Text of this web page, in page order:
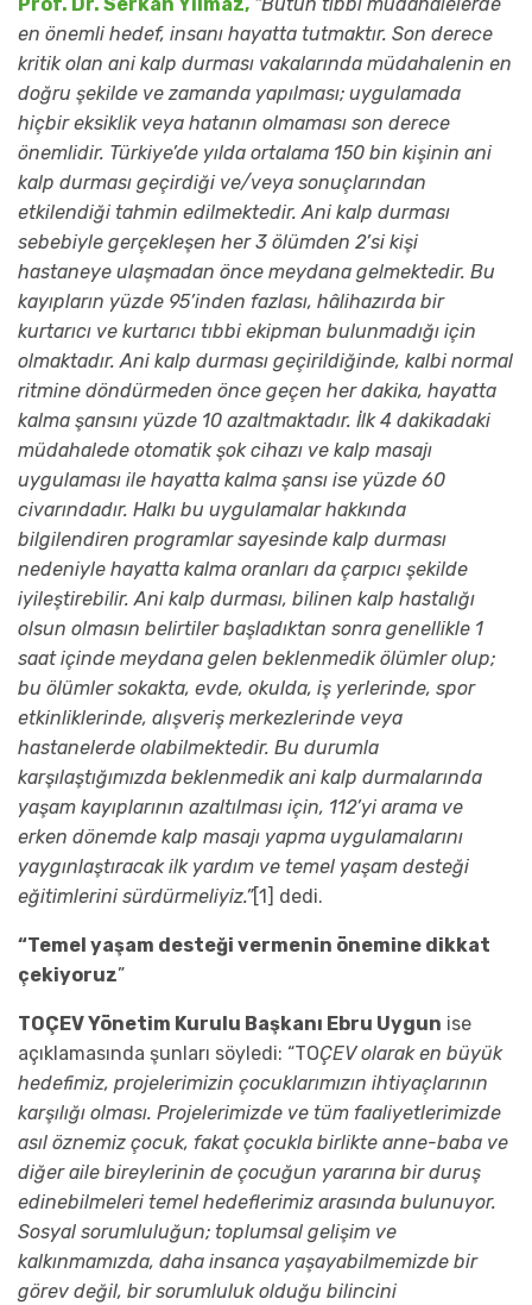
en önemli hedef, insanı hayatta tutmaktır. Son derece
kritik olan ani kalp durması vakalarında müdahalenin en
doğru şekilde ve zamanda yapılması; uygulamada
hiçbir eksiklik veya hatanın olmaması son derece
önemlidir. Türkiye’de yılda ortalama 150 bin kişinin ani
kalp durması geçirdiği ve/veya sonuçlarından
etkilendiği tahmin edilmektedir. Ani kalp durması
sebebiyle gerçekleşen her 3 ölümden 2’si kişi
hastaneye ulaşmadan önce meydana gelmektedir. Bu
kayıpların yüzde 95’inden fazlası, hâlihazırda bir
kurtarıcı ve kurtarıcı tıbbi ekipman bulunmadığı için
olmaktadır. Ani kalp durması geçirildiğinde, kalbi normal
ritmine döndürmeden önce geçen her dakika, hayatta
kalma şansını yüzde 10 azaltmaktadır. İlk 4 dakikadaki
müdahalede otomatik şok cihazı ve kalp masajı
uygulaması ile hayatta kalma şansı ise yüzde 60
civarındadır. Halkı bu uygulamalar hakkında
bilgilendiren programlar sayesinde kalp durması
nedeniyle hayatta kalma oranları da çarpıcı şekilde
iyileştirebilir. Ani kalp durması, bilinen kalp hastalığı
olsun olmasın belirtiler başladıktan sonra genellikle 1
saat içinde meydana gelen beklenmedik ölümler olup;
bu ölümler sokakta, evde, okulda, iş yerlerinde, spor
etkinliklerinde, alışveriş merkezlerinde veya
hastanelerde olabilmektedir. Bu durumla
karşılaştığımızda beklenmedik ani kalp durmalarında
yaşam kayıplarının azaltılması için, 112’yi arama ve
erken dönemde kalp masajı yapma uygulamalarını
yaygınlaştıracak ilk yardım ve temel yaşam desteği
eğitimlerini sürdürmeliyiz.”[1] dedi.
“Temel yaşam desteği vermenin önemine dikkat
çekiyoruz”
TOÇEV Yönetim Kurulu Başkanı Ebru Uygun ise
açıklamasında şunları söyledi: “TOÇEV olarak en büyük
hedefimiz, projelerimizin çocuklarımızın ihtiyaçlarının
karşılığı olması. Projelerimizde ve tüm faaliyetlerimizde
asıl öznemiz çocuk, fakat çocukla birlikte anne-baba ve
diğer aile bireylerinin de çocuğun yararına bir duruş
edinebilmeleri temel hedeflerimiz arasında bulunuyor.
Sosyal sorumluluğun; toplumsal gelişim ve
kalkınmamızda, daha insanca yaşayabilmemizde bir
görev değil, bir sorumluluk olduğu bilincini